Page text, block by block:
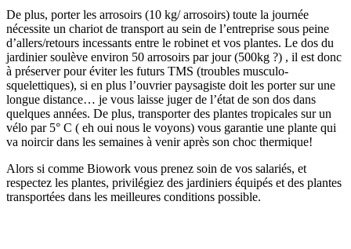
De plus, porter les arrosoirs (10 kg/ arrosoirs) toute la journée
nécessite un chariot de transport au sein de l’entreprise sous peine
d’allers/retours incessants entre le robinet et vos plantes. Le dos du
jardinier soulève environ 50 arrosoirs par jour (500kg ?) , il est donc
à préserver pour éviter les futurs TMS (troubles musculo-
squelettiques), si en plus l’ouvrier paysagiste doit les porter sur une
longue distance… je vous laisse juger de l’état de son dos dans
quelques années. De plus, transporter des plantes tropicales sur un
vélo par 5° C ( eh oui nous le voyons) vous garantie une plante qui
va noircir dans les semaines à venir après son choc thermique!
Alors si comme Biowork vous prenez soin de vos salariés, et
respectez les plantes, privilégiez des jardiniers équipés et des plantes
transportées dans les meilleures conditions possible.